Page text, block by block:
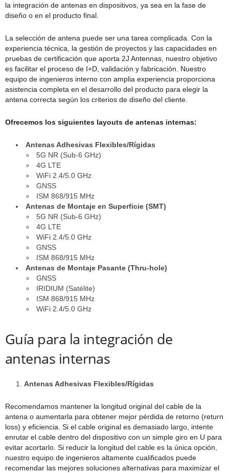
la integración de antenas en dispositivos, ya sea en la fase de
diseño o en el producto final.
La selección de antena puede ser una tarea complicada. Con la
experiencia técnica, la gestión de proyectos y las capacidades en
pruebas de certificación que aporta 2J Antennas, nuestro objetivo
es facilitar el proceso de I+D, validación y fabricación. Nuestro
equipo de ingenieros interno con amplia experiencia proporciona
asistencia completa en el desarrollo del producto para elegir la
antena correcta según los criterios de diseño del cliente.
Ofrecemos los siguientes layouts de antenas internas:
Antenas Adhesivas Flexibles/Rígidas
5G NR (Sub-6 GHz)
4G LTE
WiFi 2.4/5.0 GHz
GNSS
ISM 868/915 MHz
Antenas de Montaje en Superficie (SMT)
5G NR (Sub-6 GHz)
4G LTE
WiFi 2.4/5.0 GHz
GNSS
ISM 868/915 MHz
Antenas de Montaje Pasante (Thru-hole)
GNSS
IRIDIUM (Satélite)
ISM 868/915 MHz
WiFi 2.4/5.0 GHz
Guía para la integración de
antenas internas
Antenas Adhesivas Flexibles/Rígidas
Recomendamos mantener la longitud original del cable de la
antena o aumentarla para obtener mejor pérdida de retorno (return
loss) y eficiencia. Si el cable original es demasiado largo, intente
enrutar el cable dentro del dispositivo con un simple giro en U para
evitar acortarlo. Si reducir la longitud del cable es la única opción,
nuestro equipo de ingenieros altamente cualificados puede
recomendar las mejores soluciones alternativas para maximizar el